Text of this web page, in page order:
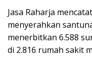
Jasa Raharja
menyerahkan
menerbitkan 6.588
di 2.816 rumah sakit